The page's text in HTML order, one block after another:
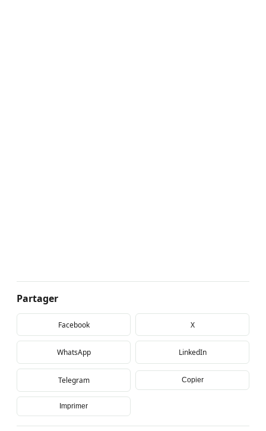
Partager
Facebook X
WhatsApp LinkedIn
Telegram Copier
Imprimer